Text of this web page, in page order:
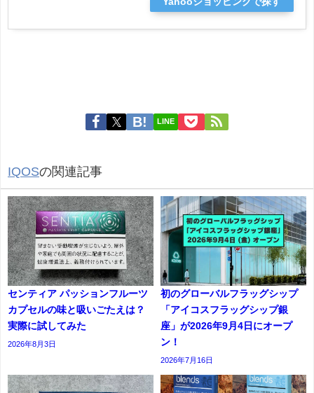
LINE
IQOSの関連記事
センティア パッションフルーツ
カプセルの味と吸いごたえは？
実際に試してみた
2026年8月3日
初のグローバルフラッグシップ
「アイコスフラッグシップ銀
座」が2026年9月4日にオープ
ン！
2026年7月16日